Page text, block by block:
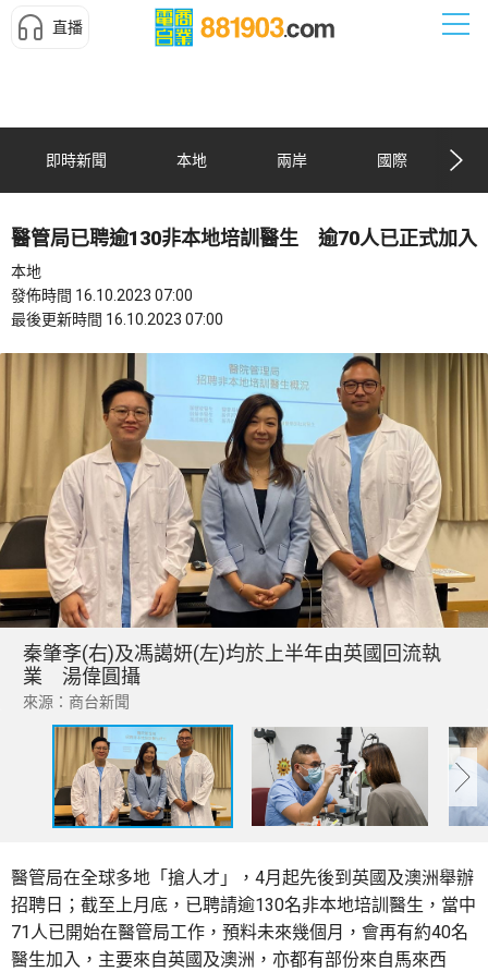
直播
即時新聞 本地 兩岸 國際
醫管局已聘逾130非本地培訓醫生 逾70人已正式加入
本地
發佈時間 16.10.2023 07:00
最後更新時間 16.10.2023 07:00
秦肇斈(右)及馮譪妍(左)均於上半年由英國回流執
業 湯偉圓攝
來源：商台新聞
醫管局在全球多地「搶人才」，4月起先後到英國及澳洲舉辦
招聘日；截至上月底，已聘請逾130名非本地培訓醫生，當中
71人已開始在醫管局工作，預料未來幾個月，會再有約40名
醫生加入，主要來自英國及澳洲，亦都有部份來自馬來西